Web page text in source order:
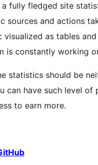
a fully fledged site
sources and actions
as tables
is constantly working
statistics should be
can have such level
to earn more.